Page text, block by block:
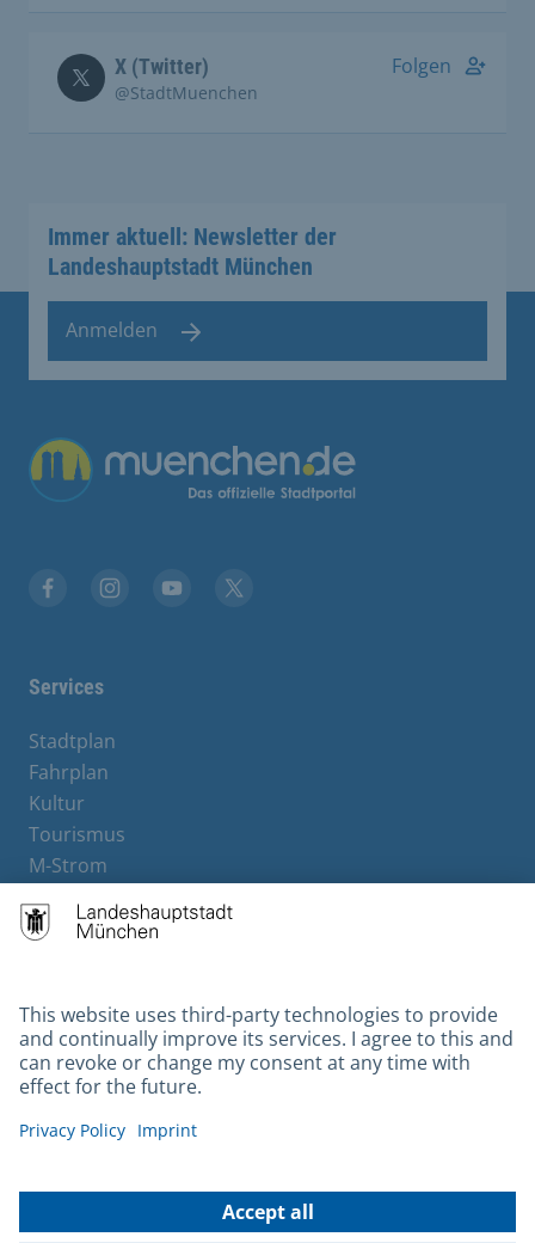
X (Twitter)
@StadtMuenchen
Folgen
Immer aktuell: Newsletter der
Landeshauptstadt München
Anmelden
Übergreifende Links
Services
Stadtplan
Fahrplan
Kultur
Tourismus
M-Strom
Hotels
Contact
Barrierefreiheit
Leichte Sprache
Gebärdensprache
Kontakt